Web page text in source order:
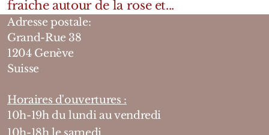
fraiche autour de la rose et...
Adresse postale:
Grand-Rue 38
1204 Genève
Suisse
Horaires d'ouvertures :
10h-19h du lundi au vendredi